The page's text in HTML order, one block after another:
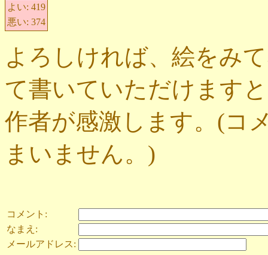
よい: 419
悪い: 374
よろしければ、絵をみ
て書いていただけます
作者が感激します。(コ
まいません。)
コメント:
なまえ:
メールアドレス: